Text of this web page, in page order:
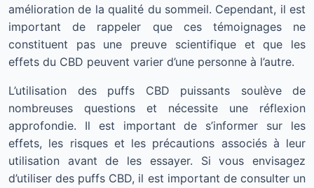
amélioration de la qualité du sommeil. Cependant, il est
important de rappeler que ces témoignages ne
constituent pas une preuve scientifique et que les
effets du CBD peuvent varier d’une personne à l’autre.
L’utilisation des puffs CBD puissants soulève de
nombreuses questions et nécessite une réflexion
approfondie. Il est important de s’informer sur les
effets, les risques et les précautions associés à leur
utilisation avant de les essayer. Si vous envisagez
d’utiliser des puffs CBD, il est important de consulter un